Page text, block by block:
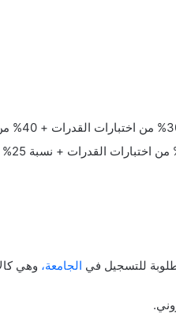
للتسجيل في الجامعة، وهي